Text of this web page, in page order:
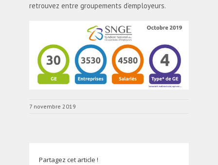
retrouvez entre groupements d’employeurs.
7 novembre 2019
Partagez cet article !